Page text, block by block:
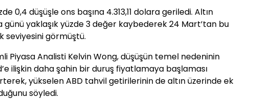
0,4 düşüşle ons başına 4.313,11 dolara geriledi. Altın
günü yaklaşık yüzde 3 değer kaybederek 24 Mart’tan bu
seviyesini görmüştü.
Piyasa Analisti Kelvin Wong, düşüşün temel nedeninin
ilişkin daha şahin bir duruş fiyatlamaya başlaması
yükselen ABD tahvil getirilerinin de altın üzerinde ek
söyledi.